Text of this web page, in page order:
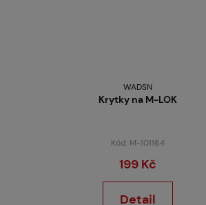
WADSN
Krytky na M-LOK
Kód: M-101164
199 Kč
Detail